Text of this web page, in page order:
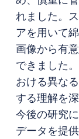
れました。
アを用いて
画像から有
できました
おける異な
する理解を
今後の研究
データを提